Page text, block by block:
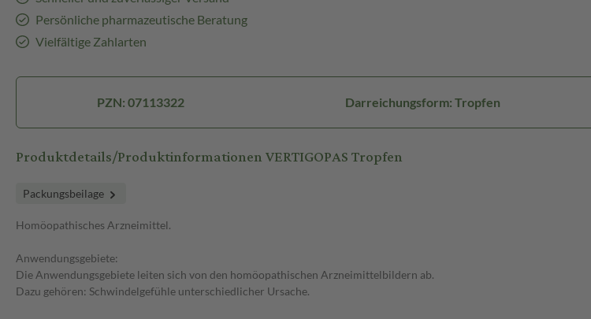
Persönliche pharmazeutische Beratung
Vielfältige Zahlarten
PZN: 07113322 Darreichungsform: Tropfen
Produktdetails/Produktinformationen VERTIGOPAS Tropfen
Packungsbeilage
Homöopathisches Arzneimittel.
Anwendungsgebiete:
Die Anwendungsgebiete leiten sich von den homöopathischen Arzneimittelbildern ab.
Dazu gehören: Schwindelgefühle unterschiedlicher Ursache.